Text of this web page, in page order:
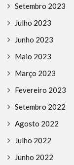
Setembro 2023
Julho 2023
Junho 2023
Maio 2023
Março 2023
Fevereiro 2023
Setembro 2022
Agosto 2022
Julho 2022
Junho 2022